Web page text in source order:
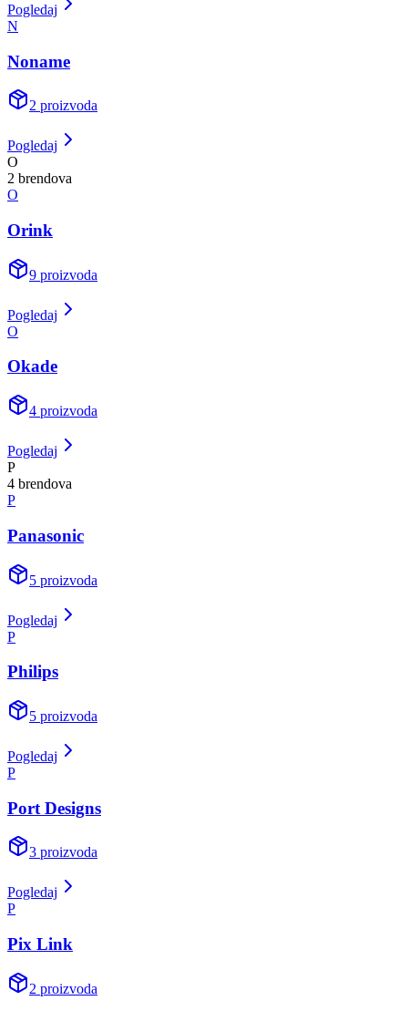
Pogledaj
N
Noname
2 proizvoda
Pogledaj
O
2 brendova
O
Orink
9 proizvoda
Pogledaj
O
Okade
4 proizvoda
Pogledaj
P
4 brendova
P
Panasonic
5 proizvoda
Pogledaj
P
Philips
5 proizvoda
Pogledaj
P
Port Designs
3 proizvoda
Pogledaj
P
Pix Link
2 proizvoda